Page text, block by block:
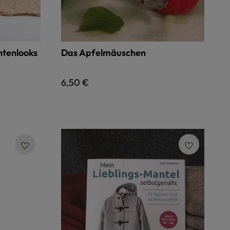
Das Apfelmäuschen
Regulärer Preis:
6,50 €